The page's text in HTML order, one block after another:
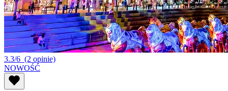
3.3/6 (2 opinie)
NOWOŚĆ